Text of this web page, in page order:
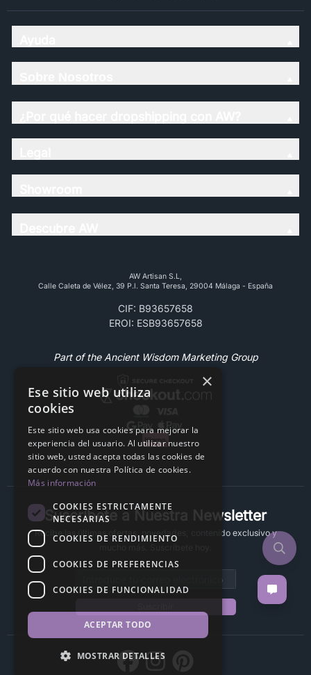
AW Artisan S.L,
Calle Caleta de Vélez, 39 P.l. Santa Teresa, 29004 Málaga - España
CIF: B93657658
EROI: ESB93657658
Part of the Ancient Wisdom Marketing Group
Suscríbete a Nuestra Newsletter
Recibe las últimas ofertas, novedades, contenido exclusivo y
×
Ese sitio web utiliza
cookies
Este sitio web usa cookies para mejorar la
experiencia del usuario. Al utilizar nuestro
sitio web, usted acepta todas las cookies de
acuerdo con nuestra Política de cookies.
Más información
COOKIES ESTRICTAMENTE
NECESARIAS
COOKIES DE RENDIMIENTO
COOKIES DE PREFERENCIAS
COOKIES DE FUNCIONALIDAD
ACEPTAR TODO
MOSTRAR DETALLES